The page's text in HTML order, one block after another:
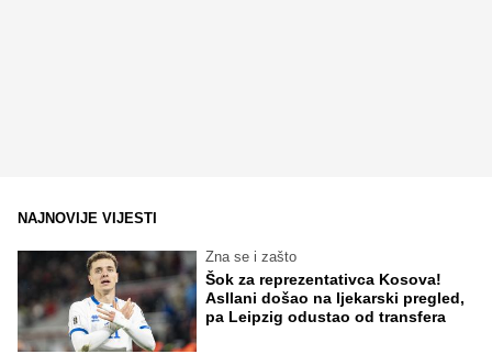
NAJNOVIJE VIJESTI
Zna se i zašto
Šok za reprezentativca Kosova!
Asllani došao na ljekarski pregled,
pa Leipzig odustao od transfera